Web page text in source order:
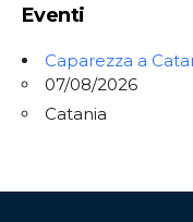
Eventi
Caparezza a
07/08/2026
Catania